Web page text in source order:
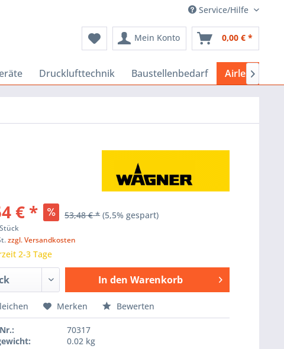
Service/Hilfe
Mein Konto 0,00 € *
Drucklufttechnik Baustellenbedarf Airlessgeräte

€ * 53,48 € * (5,5% gespart)
zzgl. Versandkosten
2-3 Tage
In den Warenkorb
Hinzugefügt
Merken Bewerten
70317
0.02 kg